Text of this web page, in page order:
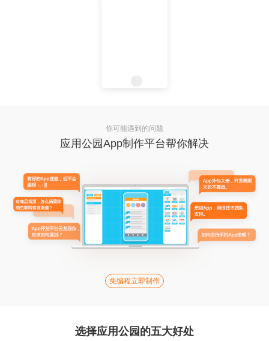
你可能遇到的问题
应用公园App制作平台帮你解决
免编程立即制作
选择应用公园的五大好处